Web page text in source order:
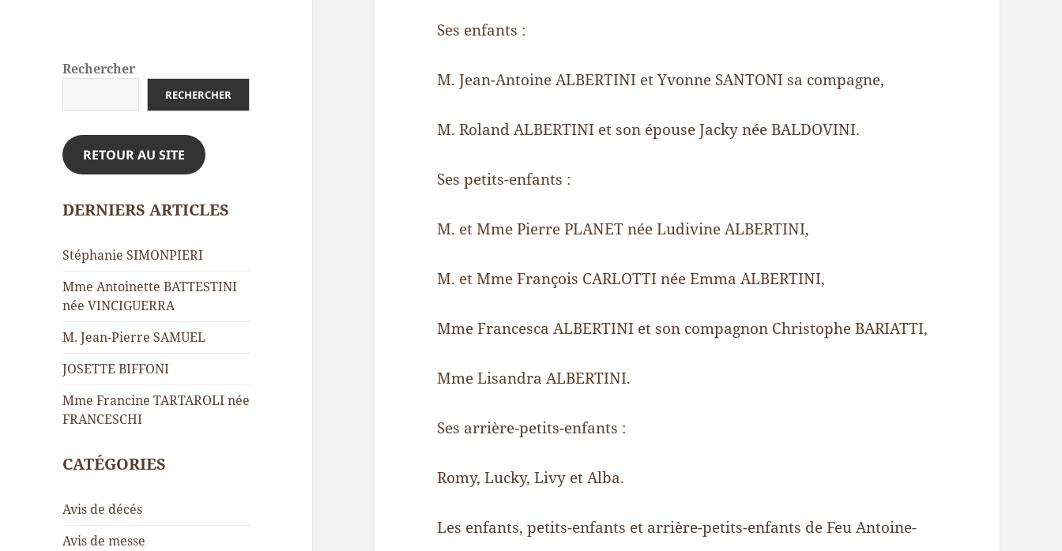
Rechercher
RECHERCHER
RETOUR AU SITE
DERNIERS ARTICLES
Stéphanie SIMONPIERI
Mme Antoinette BATTESTINI
née VINCIGUERRA
M. Jean-Pierre SAMUEL
JOSETTE BIFFONI
Mme Francine TARTAROLI née
FRANCESCHI
CATÉGORIES
Avis de décés
Avis de messe
Ses enfants :
M. Jean-Antoine ALBERTINI et Yvonne SANTONI sa compagne,
M. Roland ALBERTINI et son épouse Jacky née BALDOVINI.
Ses petits-enfants :
M. et Mme Pierre PLANET née Ludivine ALBERTINI,
M. et Mme François CARLOTTI née Emma ALBERTINI,
Mme Francesca ALBERTINI et son compagnon Christophe BARIATTI,
Mme Lisandra ALBERTINI.
Ses arrière-petits-enfants :
Romy, Lucky, Livy et Alba.
Les enfants, petits-enfants et arrière-petits-enfants de Feu Antoine-